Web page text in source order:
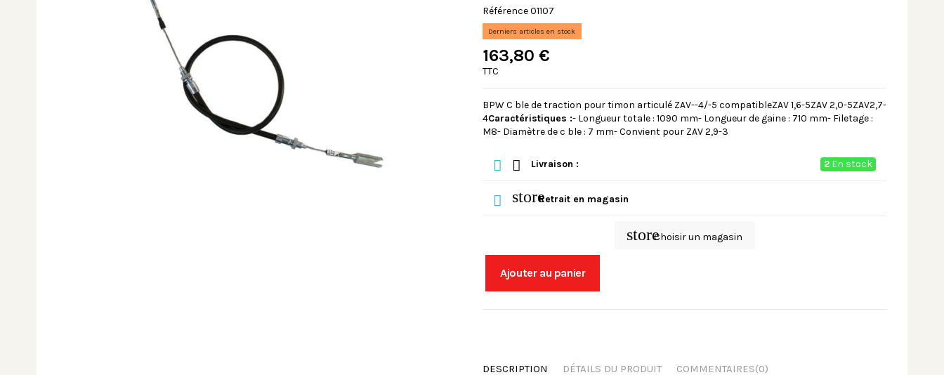
Référence01107
Derniers articles en stock
163,80 €
TTC
BPW C ble de traction pour timon articulé ZAV--4/-5 compatibleZAV 1,6-5ZAV 2,0-5ZAV2,7-
4Caractéristiques :- Longueur totale : 1090 mm- Longueur de gaine : 710 mm- Filetage :
M8- Diamètre de c ble : 7 mm- Convient pour ZAV 2,9-3
Livraison : 2 En stock
storeRetrait en magasin
storeChoisir un magasin
Ajouter au panier
DESCRIPTION DÉTAILS DU PRODUIT COMMENTAIRES(0)